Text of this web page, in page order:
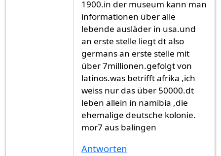
1900.in der museum kann man
informationen über alle
lebende ausläder in usa.und
an erste stelle liegt dt also
germans an erste stelle mit
über 7millionen.gefolgt von
latinos.was betrifft afrika ,ich
weiss nur das über 50000.dt
leben allein in namibia ,die
ehemalige deutsche kolonie.
mor7 aus balingen
Antworten